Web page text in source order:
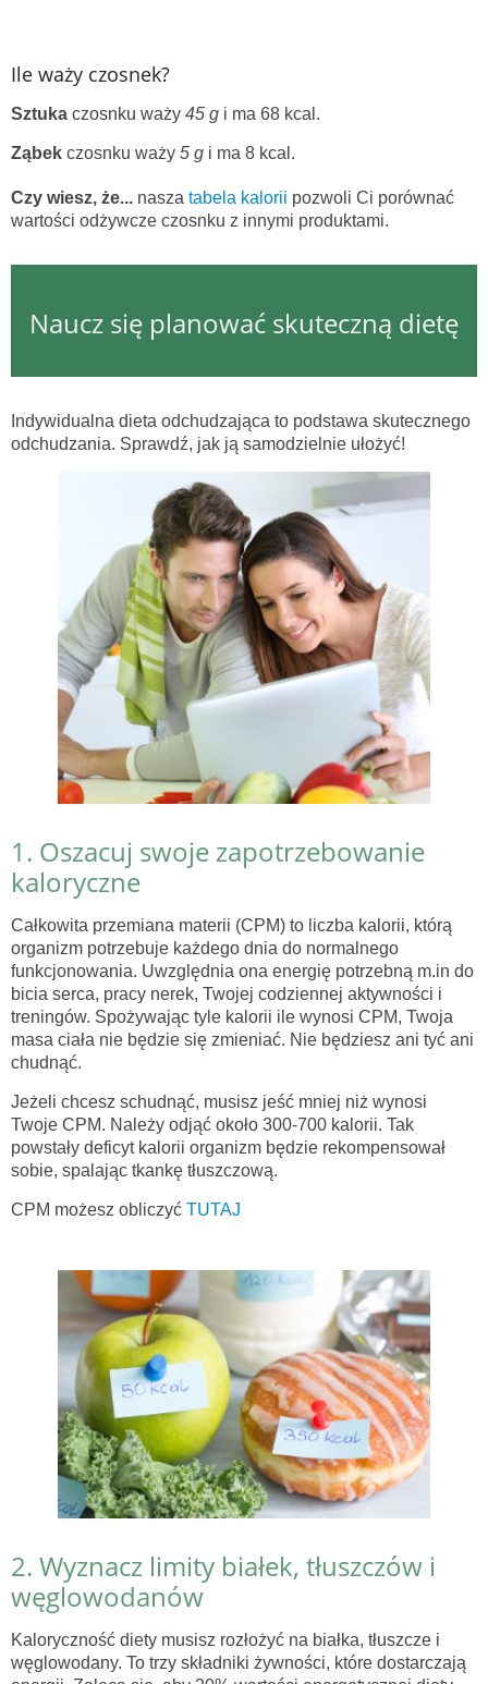
Ile waży czosnek?
Sztuka czosnku waży 45 g i ma 68 kcal.
Ząbek czosnku waży 5 g i ma 8 kcal.
Czy wiesz, że... nasza tabela kalorii pozwoli Ci porównać
wartości odżywcze czosnku z innymi produktami.
Naucz się planować skuteczną dietę
Indywidualna dieta odchudzająca to podstawa skutecznego
odchudzania. Sprawdź, jak ją samodzielnie ułożyć!
1. Oszacuj swoje zapotrzebowanie
kaloryczne
Całkowita przemiana materii (CPM) to liczba kalorii, którą
organizm potrzebuje każdego dnia do normalnego
funkcjonowania. Uwzględnia ona energię potrzebną m.in do
bicia serca, pracy nerek, Twojej codziennej aktywności i
treningów. Spożywając tyle kalorii ile wynosi CPM, Twoja
masa ciała nie będzie się zmieniać. Nie będziesz ani tyć ani
chudnąć.
Jeżeli chcesz schudnąć, musisz jeść mniej niż wynosi
Twoje CPM. Należy odjąć około 300-700 kalorii. Tak
powstały deficyt kalorii organizm będzie rekompensował
sobie, spalając tkankę tłuszczową.
CPM możesz obliczyć TUTAJ
2. Wyznacz limity białek, tłuszczów i
węglowodanów
Kaloryczność diety musisz rozłożyć na białka, tłuszcze i
węglowodany. To trzy składniki żywności, które dostarczają